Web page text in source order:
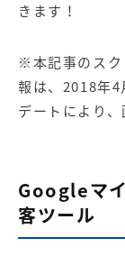
きます！
※本記事のスク
報は、2018年4
デートにより
Googleマ
客ツール